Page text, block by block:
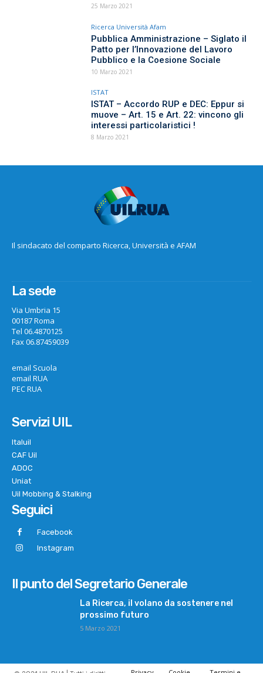
25 Marzo 2021
Ricerca Università Afam
Pubblica Amministrazione – Siglato il
Patto per l’Innovazione del Lavoro
Pubblico e la Coesione Sociale
10 Marzo 2021
ISTAT
ISTAT – Accordo RUP e DEC: Eppur si
muove – Art. 15 e Art. 22: vincono gli
interessi particolaristici !
8 Marzo 2021
Il sindacato del comparto Ricerca, Università e AFAM
La sede
Via Umbria 15
00187 Roma
Tel 06.4870125
Fax 06.87459039
email Scuola
email RUA
PEC RUA
Servizi UIL
Italuil
CAF Uil
ADOC
Uniat
Uil Mobbing & Stalking
Seguici
Facebook
Instagram
Il punto del Segretario Generale
La Ricerca, il volano da sostenere nel
prossimo futuro
5 Marzo 2021